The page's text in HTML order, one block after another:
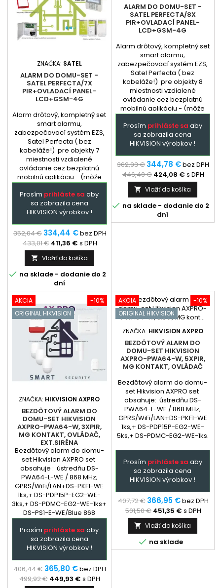
ZNAČKA: SATEL
ALARM DO DOMU-SET -
SATEL PERFECTA/7X
PIR+OVLADACÍ PANEL-
LCD+GSM-4G
Alarm drôtový, kompletný set
smart alarmu,
zabezpečovací systém EZS,
Satel Perfecta ( bez
kabeláže!) pre objekty 7
miestnosti vzdialené
ovládanie cez bezplatnú
mobilnú aplikáciu - (môže
byť aj samoinštalačný balík,
inštalácia len
elektrotechnikom). Extra
služba - podľa
naprogramovaná ústredňa a
GSM + prehladný manual
zapojenia....
Prosím prihláste sa aby
sa zobrazila cena
HIKVISION výrobkov !
352,04 € 334,44 €bez DPH
433,01 € 411,36 € s DPH
 Vložiť do košíka
 na sklade - dodanie do 2
dní
ALARM DO DOMU-SET -
SATEL PERFECTA/8X
PIR+OVLADACÍ PANEL-
LCD+GSM-4G
Alarm drôtový, kompletný set
smart alarmu,
zabezpečovací systém EZS,
Satel Perfecta ( bez
kabeláže!) pre objekty 8
miestnosti vzdialené
ovládanie cez bezplatnú
mobilnú aplikáciu - (môže
byť aj samoinštalačný balík,
inštalácia len
elektrotechnikom). Extra
služba - podľa
naprogramovaná ústredňa a
GSM + prehladný manual
zapojenia....
Prosím prihláste sa aby
sa zobrazila cena
HIKVISION výrobkov !
362,93 €344,78 €bez DPH
446,40 € 424,08 € s DPH
 Vložiť do košíka
 na sklade - dodanie do 2
dní
-10%
AKCIA
ORIGINAL HIKVISION
ZNAČKA: HIKVISION AXPRO
BEZDÔTOVÝ ALARM DO
DOMU-SET HIKVISION
AXPRO-PWA64-W, 3XPIR,
MG KONTAKT, OVLÁDAČ,
EXT.SIRÉNA
Bezdôtový alarm do domu-
set Hikvision AXPRO set
obsahuje : ústredňu DS-
PWA64-L-WE / 868 MHz;
GPRS/WiFi/LAN+DS-PKF1-WE
1ks,+ DS-PDP15P-EG2-WE-
3ks,+ DS-PDMC-EG2-WE-1ks+
DS-PS1-E-WE/Blue 868
bezdrôtová exterierová
siréna
Prosím prihláste sa aby
sa zobrazila cena
HIKVISION výrobkov !
406,44 €365,80 €bez DPH
499,92 €449,93 € s DPH
-10%
AKCIA
ORIGINAL HIKVISION
ZNAČKA: HIKVISION AXPRO
BEZDÔTOVÝ ALARM DO
DOMU-SET HIKVISION
AXPRO-PWA64-W, 5XPIR,
MG KONTAKT, OVLÁDAČ
Bezdôtový alarm do domu-
set Hikvision AXPRO set
obsahuje: ústredňu DS-
PWA64-L-WE / 868 MHz;
GPRS/WiFi/LAN+DS-PKF1-WE
1ks,+ DS-PDP15P-EG2-WE-
5ks,+ DS-PDMC-EG2-WE-1ks.
Prosím prihláste sa aby
sa zobrazila cena
HIKVISION výrobkov !
407,72 € 366,95 €bez DPH
501,50 € 451,35 € s DPH
 Vložiť do košíka
 na sklade